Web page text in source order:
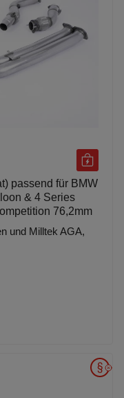
passend für BMW
& 4 Series
76,2mm
und Milltek AGA,